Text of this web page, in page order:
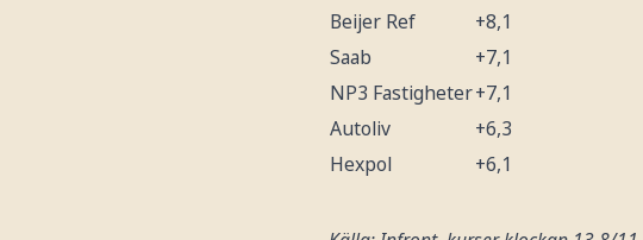
Beijer Ref
+8,1
Saab
+7,1
NP3 Fastigheter+7,1
Autoliv
+6,3
Hexpol
+6,1